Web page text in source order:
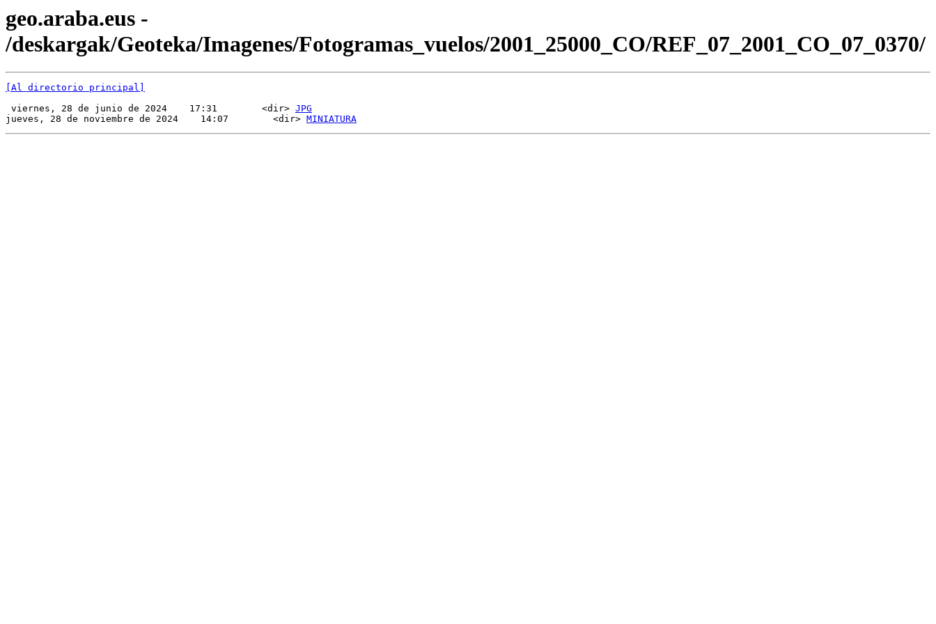
geo.araba.eus -
/deskargak/Geoteka/Imagenes/Fotogramas_vuelos/2001_25000_CO/REF_07_2001_CO_07_0370/
[Al directorio principal]
viernes, 28 de junio de 2024    17:31        <dir> JPG
jueves, 28 de noviembre de 2024    14:07        <dir> MINIATURA